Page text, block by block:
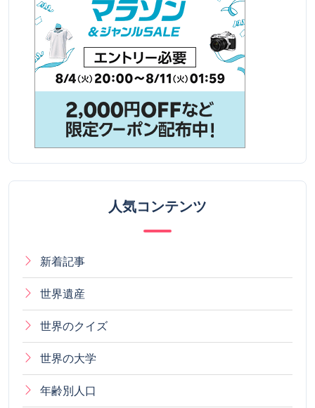
人気コンテンツ
新着記事
世界遺産
世界のクイズ
世界の大学
年齢別人口